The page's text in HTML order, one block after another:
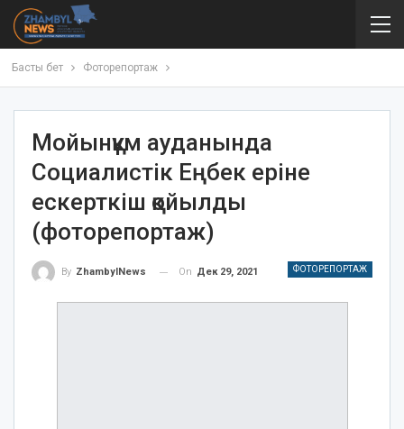
Басты бет Фоторепортаж
Мойынқұм ауданында
Социалистік Еңбек еріне
ескерткіш қойылды
(фоторепортаж)
ФОТОРЕПОРТАЖ
By ZhambylNews On Дек 29, 2021